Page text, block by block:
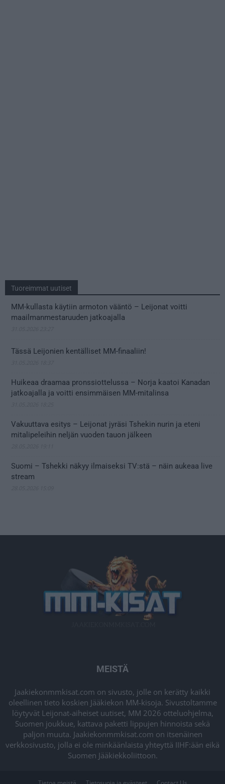
Tuoreimmat uutiset
MM-kullasta käytiin armoton vääntö – Leijonat voitti
maailmanmestaruuden jatkoajalla
Tässä Leijonien kentälliset MM-finaaliin!
Huikeaa draamaa pronssiottelussa – Norja kaatoi Kanadan
jatkoajalla ja voitti ensimmäisen MM-mitalinsa
Vakuuttava esitys – Leijonat jyräsi Tshekin nurin ja eteni
mitalipeleihin neljän vuoden tauon jälkeen
Suomi – Tshekki näkyy ilmaiseksi TV:stä – näin aukeaa live
stream
MEISTÄ
Jaakiekonmmkisat.com on sivusto, jolle on kerätty kaikki
oleellinen tieto koskien Jääkiekon MM-kisoja. Sivustoltamme
löytyvät Leijonat-aiheiset uutiset, MM 2026 otteluohjelma,
Suomen joukkue, kattava paketti lippujen hinnoista sekä
paljon muuta. Jaakiekonmmkisat.com on itsenäinen
verkkosivusto, jolla ei ole minkäänlaista yhteyttä IIHF:ään eikä
Suomen Jääkiekkoliittoon.